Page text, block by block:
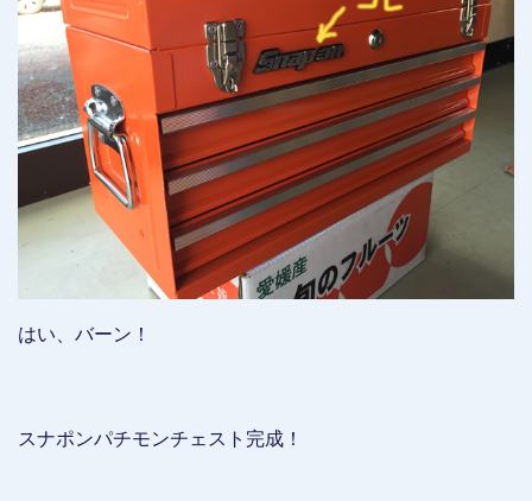
はい、バーン！
スナポンパチモンチェスト完成！